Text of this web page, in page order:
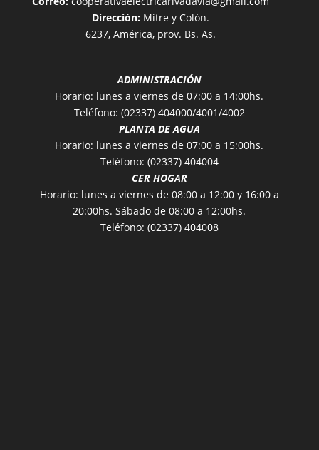
Dirección: Mitre y Colón.
6237, América, prov. Bs. As.
ADMINISTRACIÓN
Horario: lunes a viernes de 07:00 a 14:00hs.
Teléfono: (02337) 404000/4001/4002
PLANTA DE AGUA
Horario: lunes a viernes de 07:00 a 15:00hs.
Teléfono: (02337) 404004
CER HOGAR
Horario: lunes a viernes de 08:00 a 12:00 y 16:00 a
20:00hs. Sábado de 08:00 a 12:00hs.
Teléfono: (02337) 404008